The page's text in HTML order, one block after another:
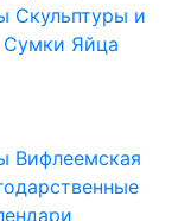
Скульптуры и
Сумки Яйца
Вифлеемская